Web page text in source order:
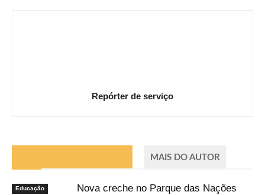
Repórter de serviço
MAIS DO AUTOR
Educação
Nova creche no Parque das Nações